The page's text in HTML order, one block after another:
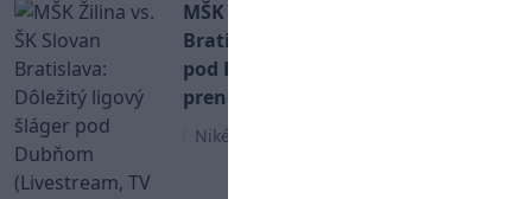
MŠK Žilina vs. ŠK Slovan
Bratislava: Dôležitý ligový šláger
pod Dubňom (Livestream, TV
prenos, analýza)
Niké Liga